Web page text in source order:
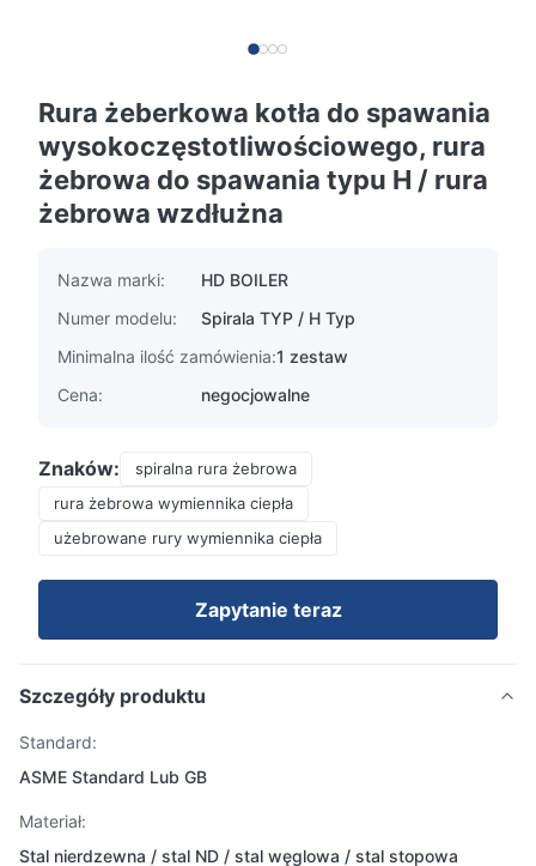
Rura żeberkowa kotła do spawania
wysokoczęstotliwościowego, rura
żebrowa do spawania typu H / rura
żebrowa wzdłużna
Nazwa marki:
HD BOILER
Numer modelu:
Spirala TYP / H Typ
Minimalna ilość zamówienia:1 zestaw
Cena:
negocjowalne
Znaków:
spiralna rura żebrowa
rura żebrowa wymiennika ciepła
użebrowane rury wymiennika ciepła
Zapytanie teraz
Szczegóły produktu
Standard:
ASME Standard Lub GB
Materiał:
Stal nierdzewna / stal ND / stal węglowa / stal stopowa